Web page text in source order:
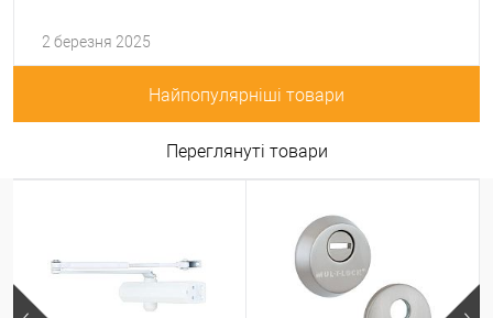
2 березня 2025
Найпопулярніші товари
Переглянуті товари